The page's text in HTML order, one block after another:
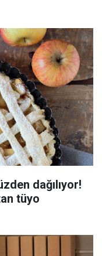
dağılıyor!
tüyo